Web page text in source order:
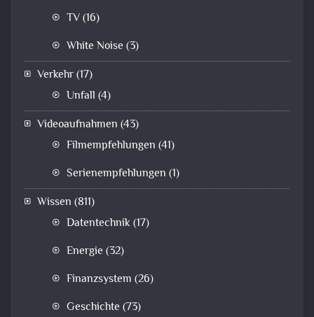
TV(16)
White Noise (3)
Verkehr(17)
Unfall (4)
Videoaufnahmen (43)
Filmempfehlungen (41)
Serienempfehlungen (1)
Wissen (811)
Datentechnik(17)
Energie (32)
Finanzsystem (26)
Geschichte (73)